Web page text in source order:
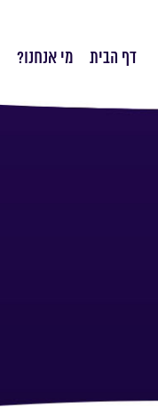
דף הבית מי אנחנו?